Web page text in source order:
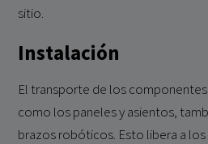
sitio.
Instalación
El transporte de los
como los paneles y asientos,
brazos robóticos. Esto libera a